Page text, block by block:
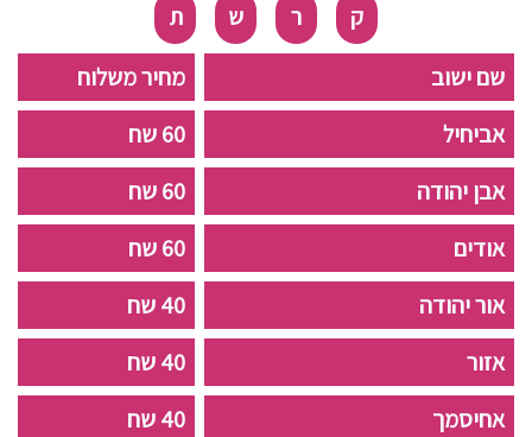
ק ר ש
ת
שם ישוב
מחיר משלוח
אביחיל
60 שח
אבן יהודה
60 שח
אודים
60 שח
אור יהודה
40 שח
אזור
40 שח
אחיסמך
40 שח